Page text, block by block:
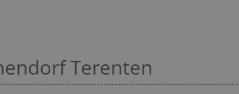
Terenten